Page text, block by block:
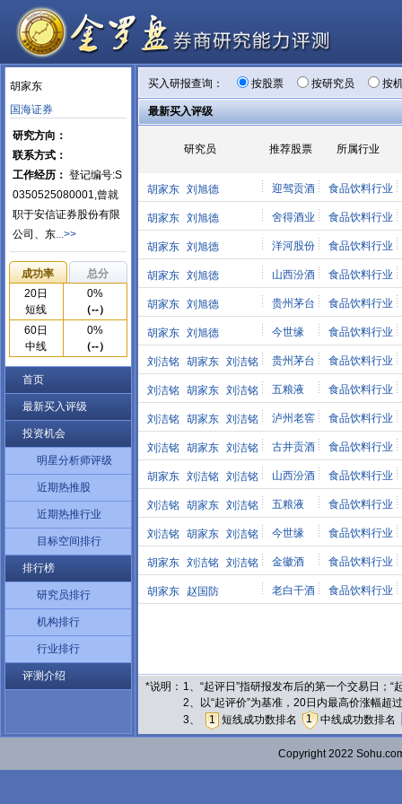
胡家东
国海证券
研究方向：
联系方式：
工作经历： 登记编号:S
0350525080001,曾就
职于安信证券股份有限
公司、东...>>
成功率
总分
20日
短线
0%
（--）
60日
中线
0%
（--）
首页
最新买入评级
投资机会
明星分析师评级
近期热推股
近期热推行业
目标空间排行
排行榜
研究员排行
机构排行
行业排行
评测介绍
买入研报查询： 按股票 按研究员 按
最新买入评级
研究员 推荐股票 所属行业
胡家东 刘旭德 迎驾贡酒 食品饮料行业
胡家东 刘旭德 舍得酒业 食品饮料行业
胡家东 刘旭德 洋河股份 食品饮料行业
胡家东 刘旭德 山西汾酒 食品饮料行业
胡家东 刘旭德 贵州茅台 食品饮料行业
胡家东 刘旭德 今世缘 食品饮料行业
刘洁铭 胡家东 刘洁铭 贵州茅台 食品饮料行业
刘洁铭 胡家东 刘洁铭 五粮液 食品饮料行业
刘洁铭 胡家东 刘洁铭 泸州老窖 食品饮料行业
刘洁铭 胡家东 刘洁铭 古井贡酒 食品饮料行业
胡家东 刘洁铭 刘洁铭 山西汾酒 食品饮料行业
刘洁铭 胡家东 刘洁铭 五粮液 食品饮料行业
刘洁铭 胡家东 刘洁铭 今世缘 食品饮料行业
胡家东 刘洁铭 刘洁铭 金徽酒 食品饮料行业
胡家东 赵国防 老白干酒 食品饮料行业
*说明： 1、“起评日”指研报发布后的第一个交易日；
2、以“起评价”为基准，20日内最高价涨幅
3、
1 短线成功数排名 1 中线成功数排名
Copyright 2022